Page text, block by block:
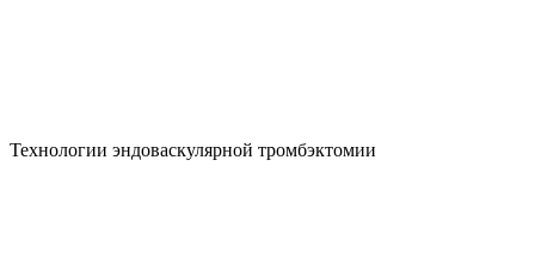
Технологии эндоваскулярной тромбэктомии